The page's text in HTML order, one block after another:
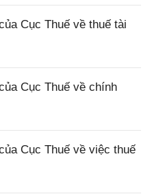
Cục Thuế về thuế tài
Cục Thuế về chính
Cục Thuế về việc thuế